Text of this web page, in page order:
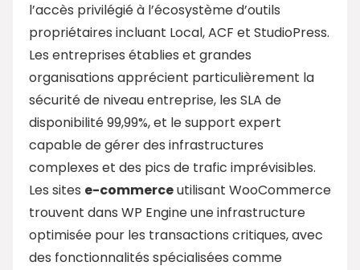
l’accès privilégié à l’écosystème d’outils
propriétaires incluant Local, ACF et StudioPress.
Les entreprises établies et grandes
organisations apprécient particulièrement la
sécurité de niveau entreprise, les SLA de
disponibilité 99,99%, et le support expert
capable de gérer des infrastructures
complexes et des pics de trafic imprévisibles.
Les sites e-commerceutilisant WooCommerce
trouvent dans WP Engine une infrastructure
optimisée pour les transactions critiques, avec
des fonctionnalités spécialisées comme